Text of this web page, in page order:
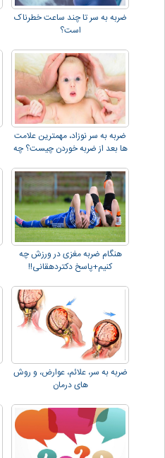
ضربه به سر تا چند ساعت خطرناک
است؟
ضربه به سر نوزاد، مهمترین علامت
ها بعد از ضربه خوردن چیست؟ چه
هنگام ضربه مغزی در ورزش چه
کنیم+پاسخ دکتردهقانی!!
ضربه به سر، علائم، عوارض، و روش
های درمان